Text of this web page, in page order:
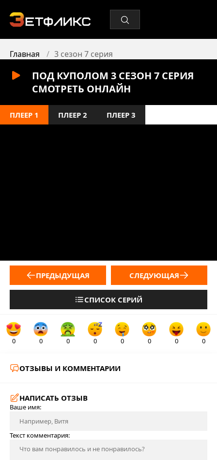
Главная 3 сезон 7 серия
ПОД КУПОЛОМ 3 СЕЗОН 7 СЕРИЯ
СМОТРЕТЬ ОНЛАЙН
ПЛЕЕР 1 ПЛЕЕР 2 ПЛЕЕР 3
ПРЕДЫДУЩАЯ
СПИСОК СЕРИЙ
СЛЕДУЮЩАЯ
0 0 0 0 0 0 0 0
ОТЗЫВЫ И КОММЕНТАРИИ
НАПИСАТЬ ОТЗЫВ
Ваше имя:
Текст комментария: